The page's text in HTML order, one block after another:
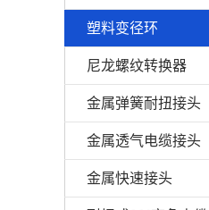
塑料变径环
尼龙螺纹转换器
金属弹簧耐扭接头
金属透气电缆接头
金属快速接头